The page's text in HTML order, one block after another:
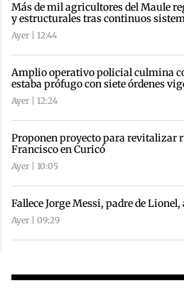
Más de mil agricultores del Maule
y estructurales tras continuos
Ayer | 12:44
Amplio operativo policial culmina
estaba prófugo con siete órdenes
Ayer | 12:24
Proponen proyecto para revitalizar
Francisco en Curicó
Ayer | 10:05
Fallece Jorge Messi, padre de
Ayer | 09:29